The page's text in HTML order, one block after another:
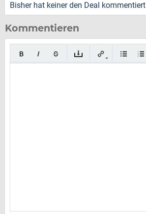
Bisher hat keiner den Deal kommentiert
Kommentieren